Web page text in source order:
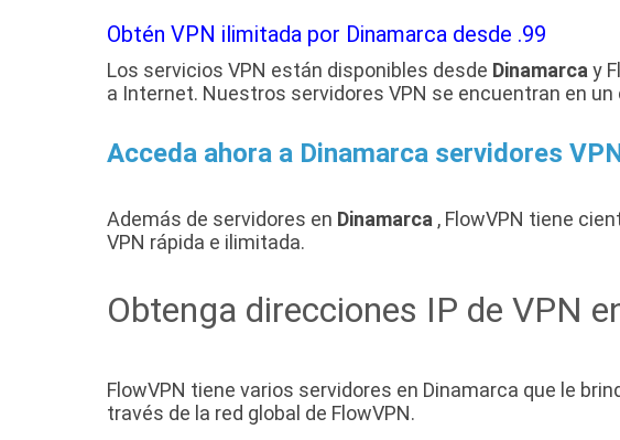
Obtén VPN ilimitada por Dinamarca desde .99
Los servicios VPN están disponibles desde Dinamarcay
a Internet. Nuestros servidores VPN se encuentran en
Acceda ahora a Dinamarca servidores
Además de servidores en Dinamarca , FlowVPN tiene
VPN rápida e ilimitada.
Obtenga direcciones IP de VPN
FlowVPN tiene varios servidores en Dinamarca que le
través de la red global de FlowVPN.